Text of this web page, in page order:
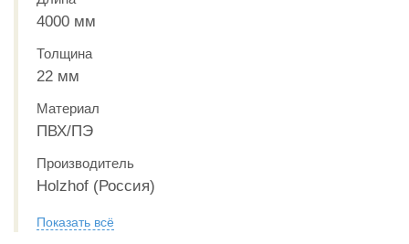
4000 мм
Толщина
22 мм
Материал
ПВХ/ПЭ
Производитель
Holzhof (Россия)
Показать всё